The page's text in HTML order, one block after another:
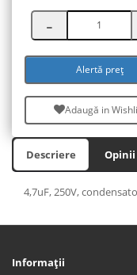
Alertă preț
Adaugă in
Descriere Opinii
4,7uF, 250V,
Informaţii